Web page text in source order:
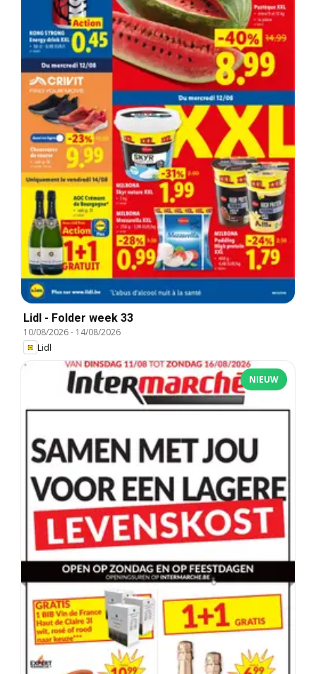
Lidl - Folder week 33
10/08/2026- 14/08/2026
Lidl
NIEUW